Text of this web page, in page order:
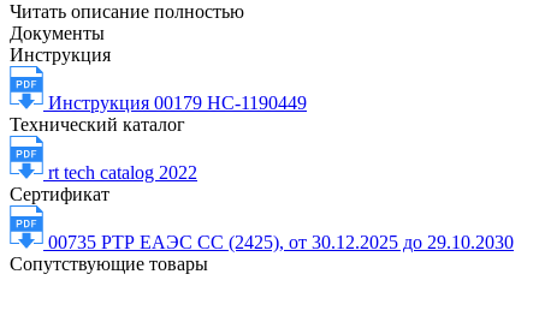
Читать описание полностью
Документы
Инструкция
Инструкция 00179 НС-1190449
Технический каталог
rt tech catalog 2022
Сертификат
00735 РТР ЕАЭС СС (2425), от 30.12.2025 до 29.10.2030
Сопутствующие товары